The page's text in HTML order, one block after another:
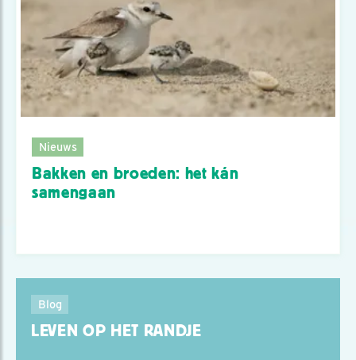
Nieuws
Bakken en broeden: het kán
samengaan
Blog
LEVEN OP HET RANDJE